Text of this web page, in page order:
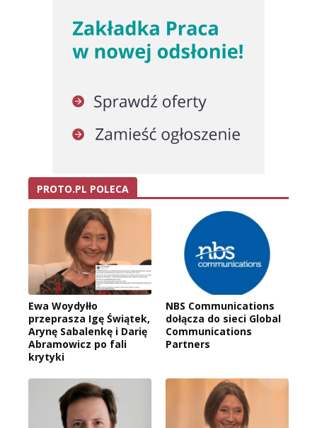
PROTO.PL POLECA
Ewa Woydyłło
przeprasza Igę Świątek,
Arynę Sabalenkę i Darię
Abramowicz po fali
krytyki
NBS Communications
dołącza do sieci Global
Communications
Partners